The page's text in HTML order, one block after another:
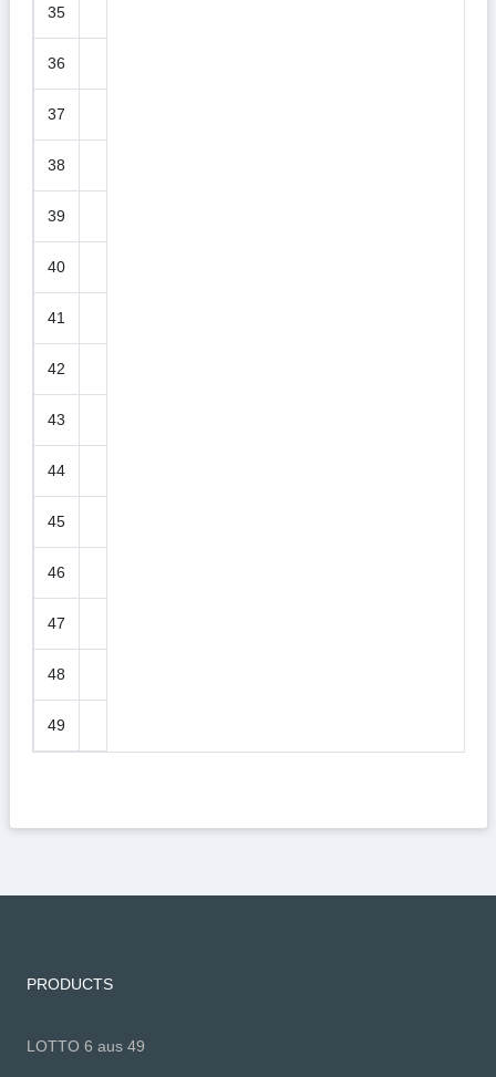
35
36
37
38
39
40
41
42
43
44
45
46
47
48
49
PRODUCTS
LOTTO 6 aus 49